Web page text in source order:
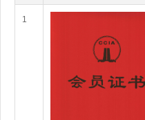
1